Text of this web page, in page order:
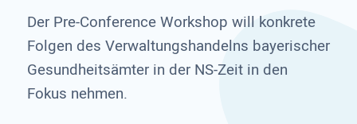
Der Pre-Conference Workshop will konkrete
Folgen des Verwaltungshandelns bayerischer
Gesundheitsämter in der NS-Zeit in den
Fokus nehmen.